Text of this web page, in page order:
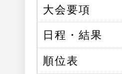
大会要項
日程・結果
順位表